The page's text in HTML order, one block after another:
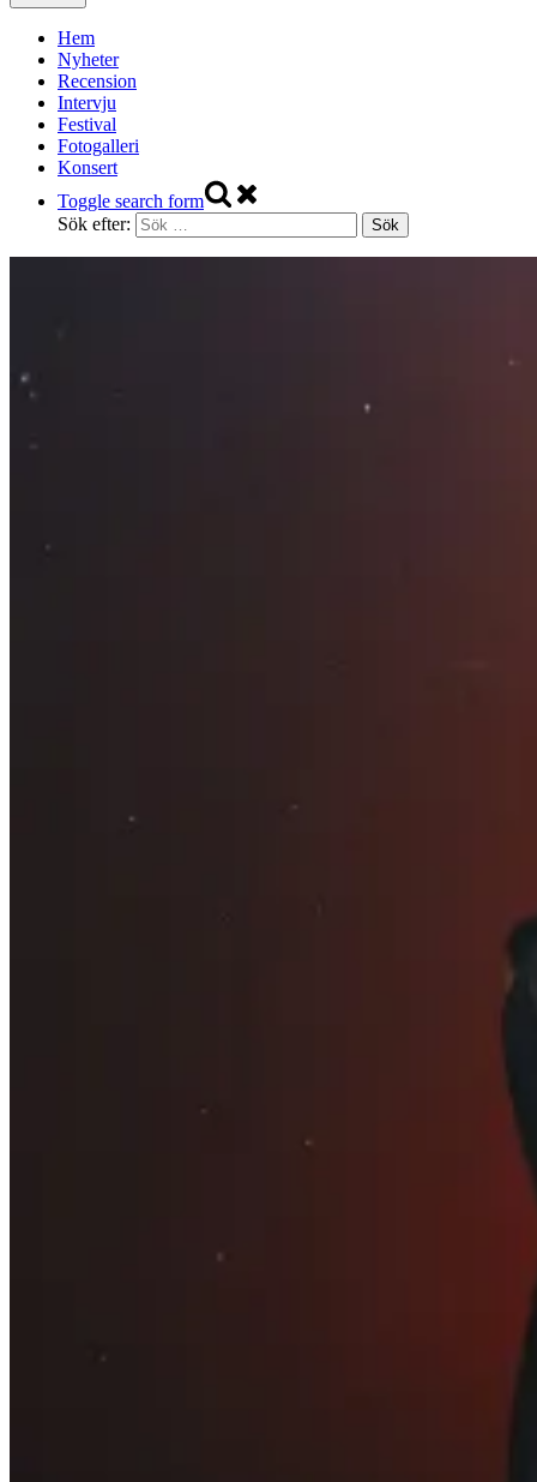
Hem
Nyheter
Recension
Intervju
Festival
Fotogalleri
Konsert
Toggle search form
Sök efter: